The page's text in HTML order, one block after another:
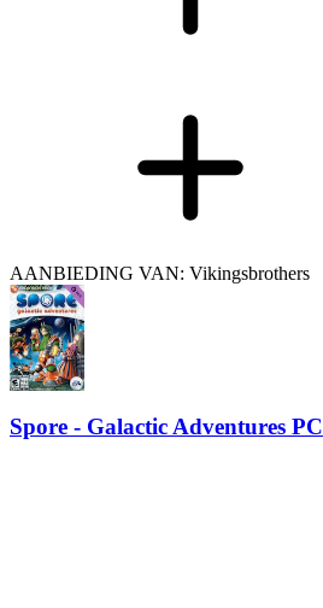
AANBIEDING VAN: Vikingsbrothers
Spore - Galactic Adventures PC